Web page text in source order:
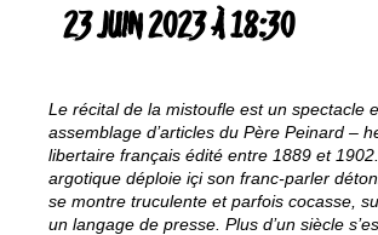
23 JUIN 2023 À 18:30
Le récital de la mistoufle est un spectacle
assemblage d’articles du Père Peinard –
libertaire français édité entre 1889 et
argotique déploie içi son franc-parler
se montre truculente et parfois cocasse,
un langage de presse. Plus d’un siècle